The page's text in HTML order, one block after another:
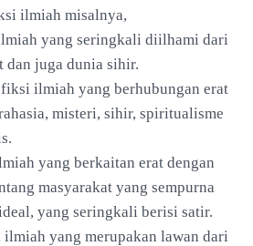
ilmiah misalnya,
yang seringkali diilhami dari
juga dunia sihir.
ilmiah yang berhubungan erat
misteri, sihir, spiritualisme
yang berkaitan erat dengan
masyarakat yang sempurna
yang seringkali berisi satir.
yang merupakan lawan dari